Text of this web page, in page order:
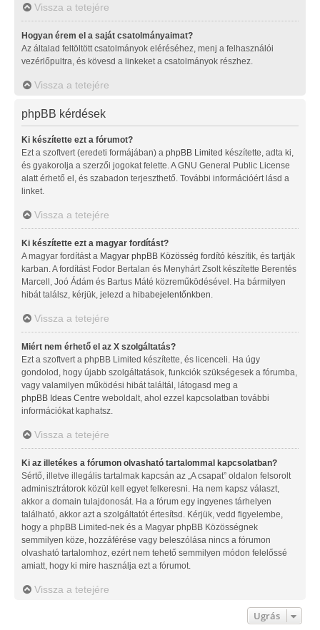
Vissza a tetejére
Hogyan érem el a saját csatolmányaimat?
Az általad feltöltött csatolmányok eléréséhez, menj a felhasználói
vezérlőpultra, és kövesd a linkeket a csatolmányok részhez.
Vissza a tetejére
phpBB kérdések
Ki készítette ezt a fórumot?
Ezt a szoftvert (eredeti formájában) a phpBB Limited készítette, adta ki,
és gyakorolja a szerzői jogokat felette. A GNU General Public License
alatt érhető el, és szabadon terjeszthető. További információért lásd a
linket.
Vissza a tetejére
Ki készítette ezt a magyar fordítást?
A magyar fordítást a Magyar phpBB Közösség fordító készítik, és tartják
karban. A fordítást Fodor Bertalan és Menyhárt Zsolt készítette Berentés
Marcell, Joó Ádám és Bartus Máté közreműködésével. Ha bármilyen
hibát találsz, kérjük, jelezd a hibabejelentőnkben
Vissza a tetejére
Miért nem érhető el az X szolgáltatás?
Ezt a szoftvert a phpBB Limited készítette, és licenceli. Ha úgy
gondolod, hogy újabb szolgáltatások, funkciók szükségesek a fórumba,
vagy valamilyen működési hibát találtál, látogasd meg a
phpBB Ideas Centre weboldalt, ahol ezzel kapcsolatban további
információkat kaphatsz.
Vissza a tetejére
Ki az illetékes a fórumon olvasható tartalommal kapcsolatban?
Sértő, illetve illegális tartalmak kapcsán az „A csapat” oldalon felsorolt
adminisztrátorok közül kell egyet felkeresni. Ha nem kapsz választ,
akkor a domain tulajdonosát. Ha a fórum egy ingyenes tárhelyen
található, akkor azt a szolgáltatót értesítsd. Kérjük, vedd figyelembe,
hogy a phpBB Limited-nek és a Magyar phpBB Közösségnek
semmilyen köze, hozzáférése vagy beleszólása nincs a fórumon
olvasható tartalomhoz, ezért nem tehető semmilyen módon felelőssé
amiatt, hogy ki mire használja ezt a fórumot.
Vissza a tetejére
Ugrás